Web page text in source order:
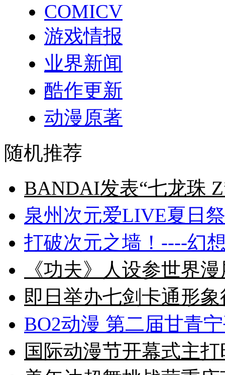
COMICV
游戏情报
业界新闻
酷作更新
动漫原著
随机推荐
BANDAI发表“七龙珠
泉州次元爱LIVE夏日
打破次元之墙！----幻
《功夫》人设参世界
即日举办七剑卡通形
BO2动漫 第二届甘青
国际动漫节开幕式主